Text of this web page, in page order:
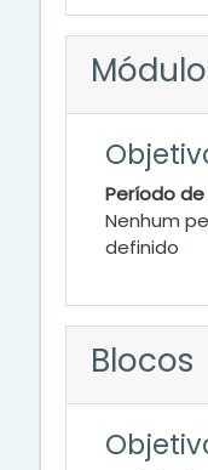
Período
Nenhum
definido
Blocos